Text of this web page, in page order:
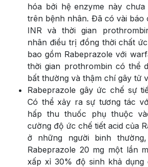
hóa bởi hệ enzyme này
trên bệnh nhân. Đã có vài báo
INR và thời gian
nhân điều trị đồng thời chất
bao gồm Rabeprazole với
thời gian prothrombin có thể
bất thường và thậm chí gây tử
Rabeprazole gây ức chế sự
Có thể xảy ra sự tương tác
hấp thu thuốc phụ thuộc
cường độ ức chế tiết acid của
ở những người binh
Rabeprazole 20 mg một lần
xấp xỉ 30% độ sinh khả dụng